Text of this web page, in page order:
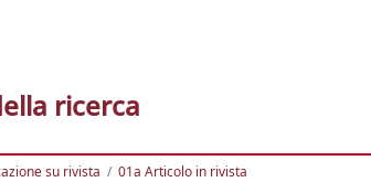
ricerca
su rivista 01a Articolo in rivista